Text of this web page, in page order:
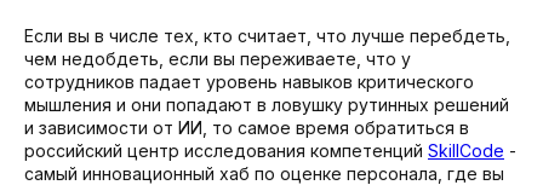
Если вы в числе тех, кто считает, что лучше перебдеть,
чем недобдеть, если вы переживаете, что у
сотрудников падает уровень навыков критического
мышления и они попадают в ловушку рутинных решений
и зависимости от ИИ, то самое время обратиться в
российский центр исследования компетенций SkillCode -
самый инновационный хаб по оценке персонала, где вы